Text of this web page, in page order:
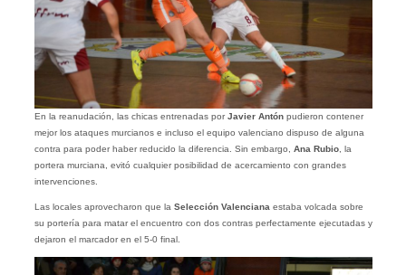
En la reanudación, las chicas entrenadas porJavier Antónpudieron contener
mejor los ataques murcianos e incluso el equipo valenciano dispuso de alguna
contra para poder haber reducido la diferencia. Sin embargo, Ana Rubio, la
portera murciana, evitó cualquier posibilidad de acercamiento con grandes
intervenciones.
Las locales aprovecharon que la Selección Valencianaestaba volcada sobre
su portería para matar el encuentro con dos contras perfectamente ejecutadas y
dejaron el marcador en el 5-0 final.